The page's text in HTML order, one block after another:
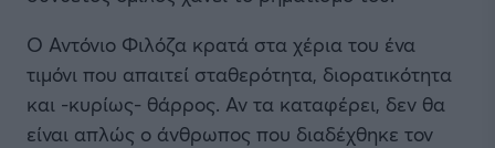
Ο Αντόνιο Φιλόζα κρατά στα χέρια του ένα
τιμόνι που απαιτεί σταθερότητα, διορατικότητα
και -κυρίως- θάρρος. Αν τα καταφέρει, δεν θα
είναι απλώς ο άνθρωπος που διαδέχθηκε τον